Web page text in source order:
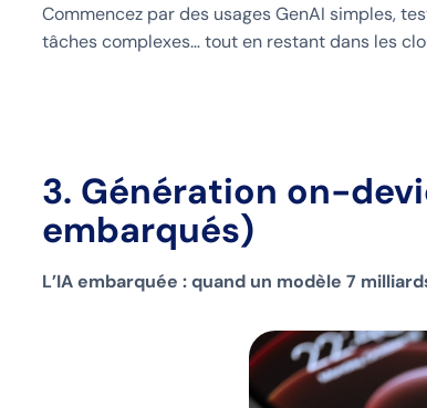
Commencez par des usages GenAI simples,
tâches complexes… tout en restant dans les
3. Génération on-
embarqués)
L’IA embarquée : quand un modèle 7